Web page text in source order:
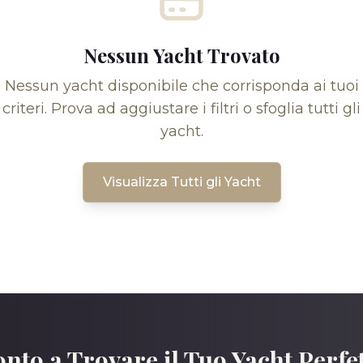
Nessun Yacht Trovato
Nessun yacht disponibile che corrisponda ai tuoi
criteri. Prova ad aggiustare i filtri o sfoglia tutti gli
yacht.
Visualizza Tutti gli Yacht